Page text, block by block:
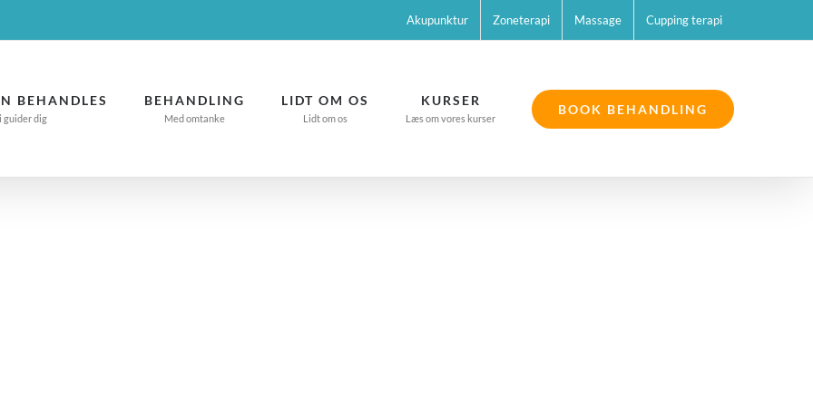
Akupunktur Zoneterapi Massage Cupping terapi
BEHANDLES
guider dig
BEHANDLING
Med omtanke
LIDT OM OS
Lidt om os
KURSER
Læs om vores kurser
BOOK BEHANDLING